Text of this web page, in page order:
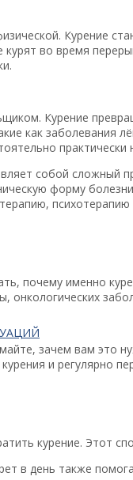
Курение
во время
Курение
как заболевания
собой
форму
психотерапию
почему именно
онкологических
зачем вам это
и регулярно
курение. Этот
в день также